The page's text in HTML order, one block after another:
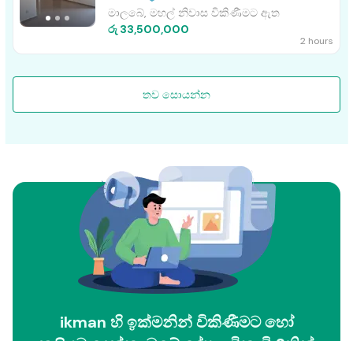
මාලබේ, මහල් නිවාස විකිණීමට ඇත
රු 33,500,000
2 hours
තව සොයන්න
ikman හි ඉක්මනින් විකිණීමට හෝ